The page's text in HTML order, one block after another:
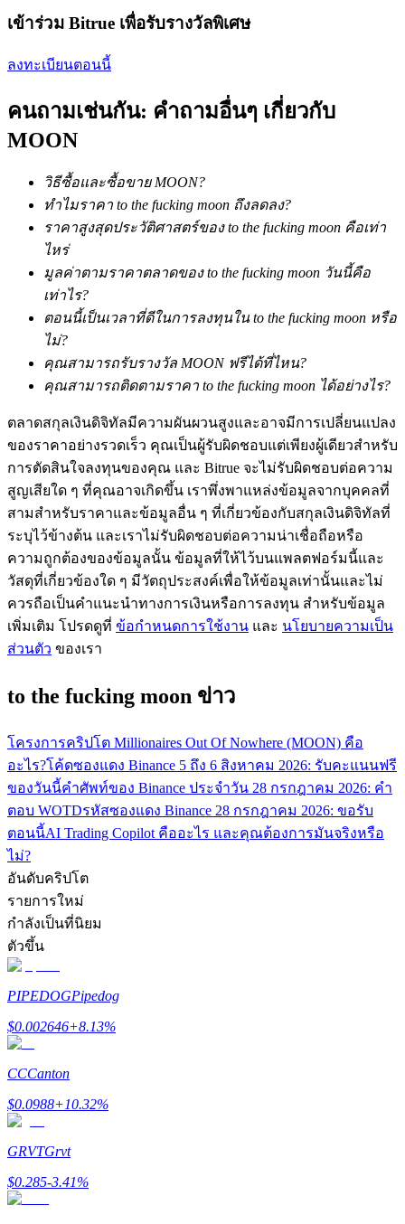
การวิเคราะห์ข้อมูลขนาดใหญ่ รวมถึงข้อมูลการค้า ฯลฯ
แนะนำ
คู่มือเริ่มต้นฟิวเจอร์ส
กลยุทธ์การซื้อขาย
เรียนรู้วิธีการรักษาผลกำไร
ได้รับ
พาวเวอร์พิกกี้
ผลตอบแทนสูงและเข้าถึงได้ทันที
เข้าร่วม Bitrue เพื่อรับรางวัลพิเศษ
ลงทะเบียนตอนนี้
คนถามเช่นกัน: คำถามอื่นๆ เกี่ยวกับ
MOON
วิธีซื้อและซื้อขาย MOON?
ทำไมราคา to the fucking moon ถึงลดลง?
ราคาสูงสุดประวัติศาสตร์ของ to the fucking moon คือเท่า
ไหร่
มูลค่าตามราคาตลาดของ to the fucking moon วันนี้คือ
เท่าไร?
ตอนนี้เป็นเวลาที่ดีในการลงทุนใน to the fucking moon หรือ
ไม่?
คุณสามารถรับรางวัล MOON ฟรีได้ที่ไหน?
คุณสามารถติดตามราคา to the fucking moon ได้อย่างไร?
ตลาดสกุลเงินดิจิทัลมีความผันผวนสูงและอาจมีการเปลี่ยนแปลง
ของราคาอย่างรวดเร็ว คุณเป็นผู้รับผิดชอบแต่เพียงผู้เดียวสำหรับ
การตัดสินใจลงทุนของคุณ และ Bitrue จะไม่รับผิดชอบต่อความ
สูญเสียใด ๆ ที่คุณอาจเกิดขึ้น เราพึ่งพาแหล่งข้อมูลจากบุคคลที่
สามสำหรับราคาและข้อมูลอื่น ๆ ที่เกี่ยวข้องกับสกุลเงินดิจิทัลที่
ระบุไว้ข้างต้น และเราไม่รับผิดชอบต่อความน่าเชื่อถือหรือ
ความถูกต้องของข้อมูลนั้น ข้อมูลที่ให้ไว้บนแพลตฟอร์มนี้และ
วัสดุที่เกี่ยวข้องใด ๆ มีวัตถุประสงค์เพื่อให้ข้อมูลเท่านั้นและไม่
ควรถือเป็นคำแนะนำทางการเงินหรือการลงทุน สำหรับข้อมูล
เพิ่มเติม โปรดดูที่ ข้อกำหนดการใช้งาน และ นโยบายความเป็น
ส่วนตัว ของเรา
to the fucking moon ข่าว
โครงการคริปโต Millionaires Out Of Nowhere (MOON) คือ
อะไร?โค้ดซองแดง Binance 5 ถึง 6 สิงหาคม 2026: รับคะแนนฟรี
ของวันนี้คำศัพท์ของ Binance ประจำวัน 28 กรกฎาคม 2026: คำ
ตอบ WOTDรหัสซองแดง Binance 28 กรกฎาคม 2026: ขอรับ
ตอนนี้AI Trading Copilot คืออะไร และคุณต้องการมันจริงหรือ
ไม่?
อันดับคริปโต
รายการใหม่
กำลังเป็นที่นิยม
ตัวขึ้น
PIPEDOGPipedog
$0.002646+8.13%
CCCanton
$0.0988+10.32%
GRVTGrvt
$0.285-3.41%